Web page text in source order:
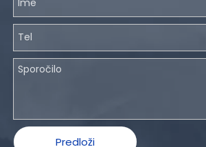
Predloži